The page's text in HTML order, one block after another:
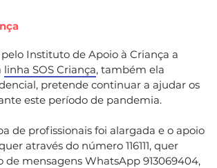
Instituto de Apoio à Criança a
linha SOS Criança, também ela
pretende continuar a ajudar os
este período de pandemia.
de profissionais foi alargada e o apoio
através do número 116111, quer
de mensagens WhatsApp 913069404,